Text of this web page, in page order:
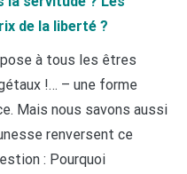
de la liberté ?
à tous les êtres
!… – une forme
Mais nous savons aussi
renversent ce
: Pourquoi